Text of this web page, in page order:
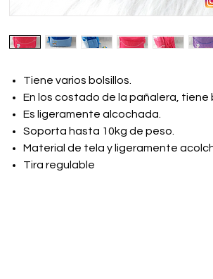
Tiene varios bolsillos.
En los costado de la pañalera, tiene
Es ligeramente alcochada.
Soporta hasta 10kg de peso.
Material de tela y ligeramente
Tira regulable